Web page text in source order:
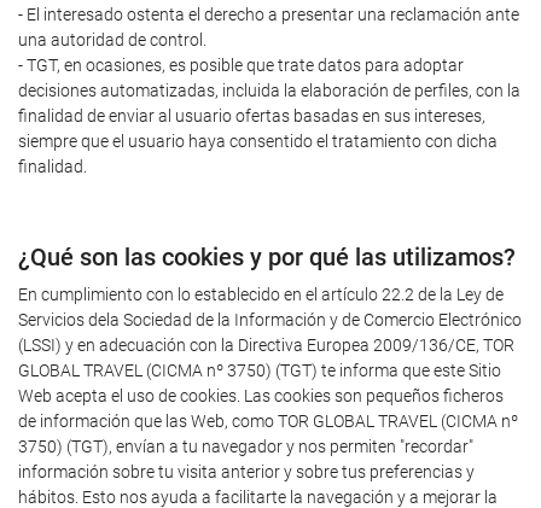
- El interesado ostenta el derecho a presentar una reclamación ante
una autoridad de control.
- TGT, en ocasiones, es posible que trate datos para adoptar
decisiones automatizadas, incluida la elaboración de perfiles, con la
finalidad de enviar al usuario ofertas basadas en sus intereses,
siempre que el usuario haya consentido el tratamiento con dicha
finalidad.
¿Qué son las cookies y por qué las utilizamos?
En cumplimiento con lo establecido en el artículo 22.2 de la Ley de
Servicios dela Sociedad de la Información y de Comercio Electrónico
(LSSI) y en adecuación con la Directiva Europea 2009/136/CE, TOR
GLOBAL TRAVEL (CICMA nº 3750) (TGT) te informa que este Sitio
Web acepta el uso de cookies. Las cookies son pequeños ficheros
de información que las Web, como TOR GLOBAL TRAVEL (CICMA nº
3750) (TGT), envían a tu navegador y nos permiten "recordar"
información sobre tu visita anterior y sobre tus preferencias y
hábitos. Esto nos ayuda a facilitarte la navegación y a mejorar la